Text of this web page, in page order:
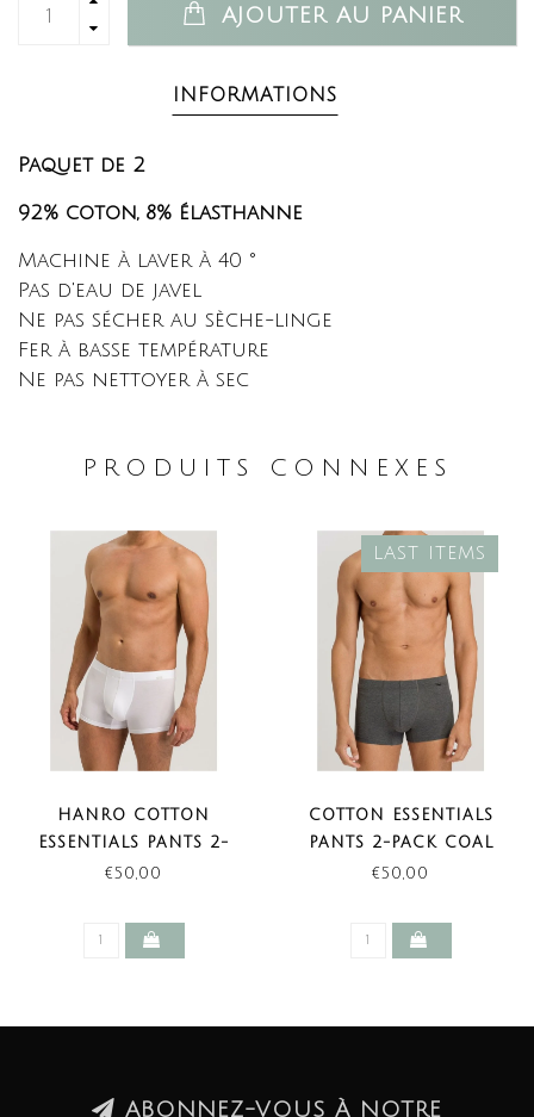
AJOUTER AU PANIER
INFORMATIONS
Paquet de 2
92% coton, 8% élasthanne
Machine à laver à 40 °
Pas d'eau de javel
Ne pas sécher au sèche-linge
Fer à basse température
Ne pas nettoyer à sec
PRODUITS CONNEXES
HANRO COTTON
ESSENTIALS PANTS 2-
PACK WHITE
€50,00
LAST ITEMS
COTTON ESSENTIALS
PANTS 2-PACK COAL
MELANGE (LAST ITEMS)
€50,00
ABONNEZ-VOUS À NOTRE